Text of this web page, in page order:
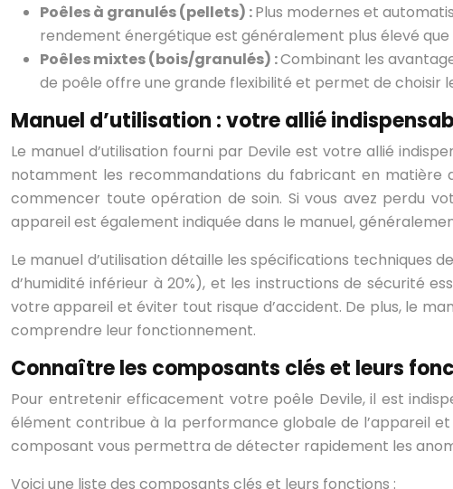
Poêles à granulés (pellets) :Plus modernes et
rendement énergétique est généralement plus élevé que
Poêles mixtes (bois/granulés) :Combinant les
de poêle offre une grande flexibilité et permet de choisir
Manuel d’utilisation : votre allié
Le manuel d’utilisation fourni par Devile est votre allié
notamment les recommandations du fabricant en
commencer toute opération de soin. Si vous avez perdu
appareil est également indiquée dans le manuel,
Le manuel d’utilisation détaille les spécifications
d’humidité inférieur à 20%), et les instructions de sécurité
votre appareil et éviter tout risque d’accident. De plus, le
comprendre leur fonctionnement.
Connaître les composants clés et leurs
Pour entretenir efficacement votre poêle Devile, il est
élément contribue à la performance globale de l’appareil
composant vous permettra de détecter rapidement les
Voici une liste des composants clés et leurs fonctions :